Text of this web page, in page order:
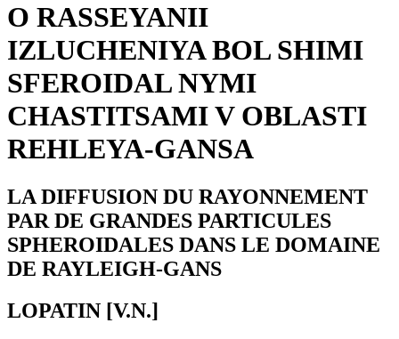
O RASSEYANII
IZLUCHENIYA BOL SHIMI
SFEROIDAL NYMI
CHASTITSAMI V OBLASTI
REHLEYA-GANSA
LA DIFFUSION DU RAYONNEMENT
PAR DE GRANDES PARTICULES
SPHEROIDALES DANS LE DOMAINE
DE RAYLEIGH-GANS
LOPATIN [V.N.]